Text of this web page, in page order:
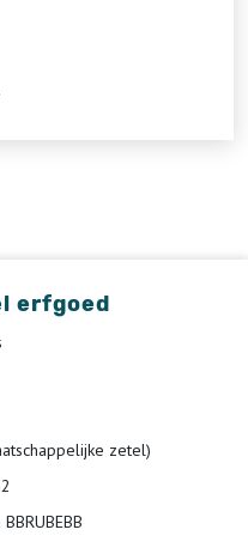
erfgoed
zetel)